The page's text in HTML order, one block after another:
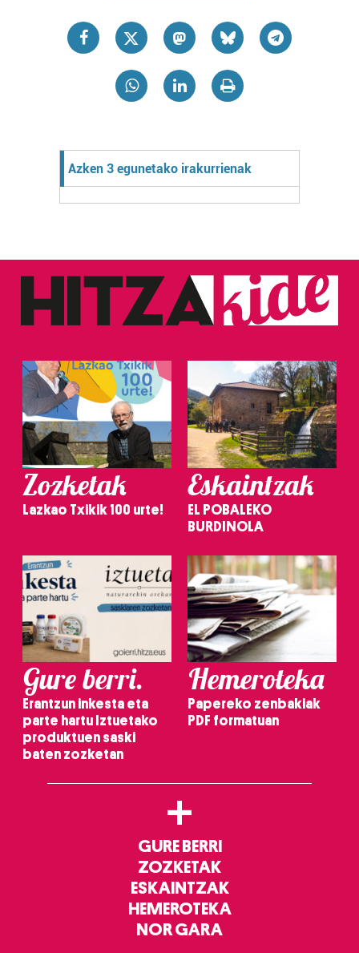
Azken 3 egunetako irakurrienak
Zozketak
Lazkao Txikik 100 urte!
Eskaintzak
EL POBALEKO
BURDINOLA
Gure berri.
Erantzun inkesta eta
parte hartu Iztuetako
produktuen saski
baten zozketan
Hemeroteka
Papereko zenbakiak
PDF formatuan
+
GURE BERRI
ZOZKETAK
ESKAINTZAK
HEMEROTEKA
NOR GARA